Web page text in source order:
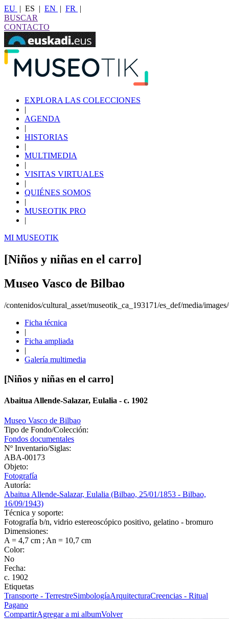
EU | ES | EN | FR
|
BUSCAR
CONTACTO
EXPLORA LAS COLECCIONES
|
AGENDA
|
HISTORIAS
|
MULTIMEDIA
|
VISITAS VIRTUALES
|
QUIÉNES SOMOS
|
MUSEOTIK PRO
|
MI MUSEOTIK
[Niños y niñas en el carro]
Museo Vasco de Bilbao
/contenidos/cultural_asset/museotik_ca_193171/es_def/media/
Ficha técnica
|
Ficha ampliada
|
Galería multimedia
[Niños y niñas en el carro]
Abaitua Allende-Salazar, Eulalia - c. 1902
Museo Vasco de Bilbao
Tipo de Fondo/Colección:
Fondos documentales
Nº Inventario/Siglas:
ABA-00173
Objeto:
Fotografía
Autoría:
Abaitua Allende-Salazar, Eulalia (Bilbao, 25/01/1853 - Bilbao,
16/09/1943)
Técnica y soporte:
Fotografía b/n, vidrio estereoscópico positivo, gelatino - bromuro
Dimensiones:
A = 4,7 cm ; An = 10,7 cm
Color:
No
Fecha:
c. 1902
Etiquetas
Transporte - TerrestreSimbologíaArquitecturaCreencias - Ritual
Pagano
CompartirAgregar a mi albumVolver